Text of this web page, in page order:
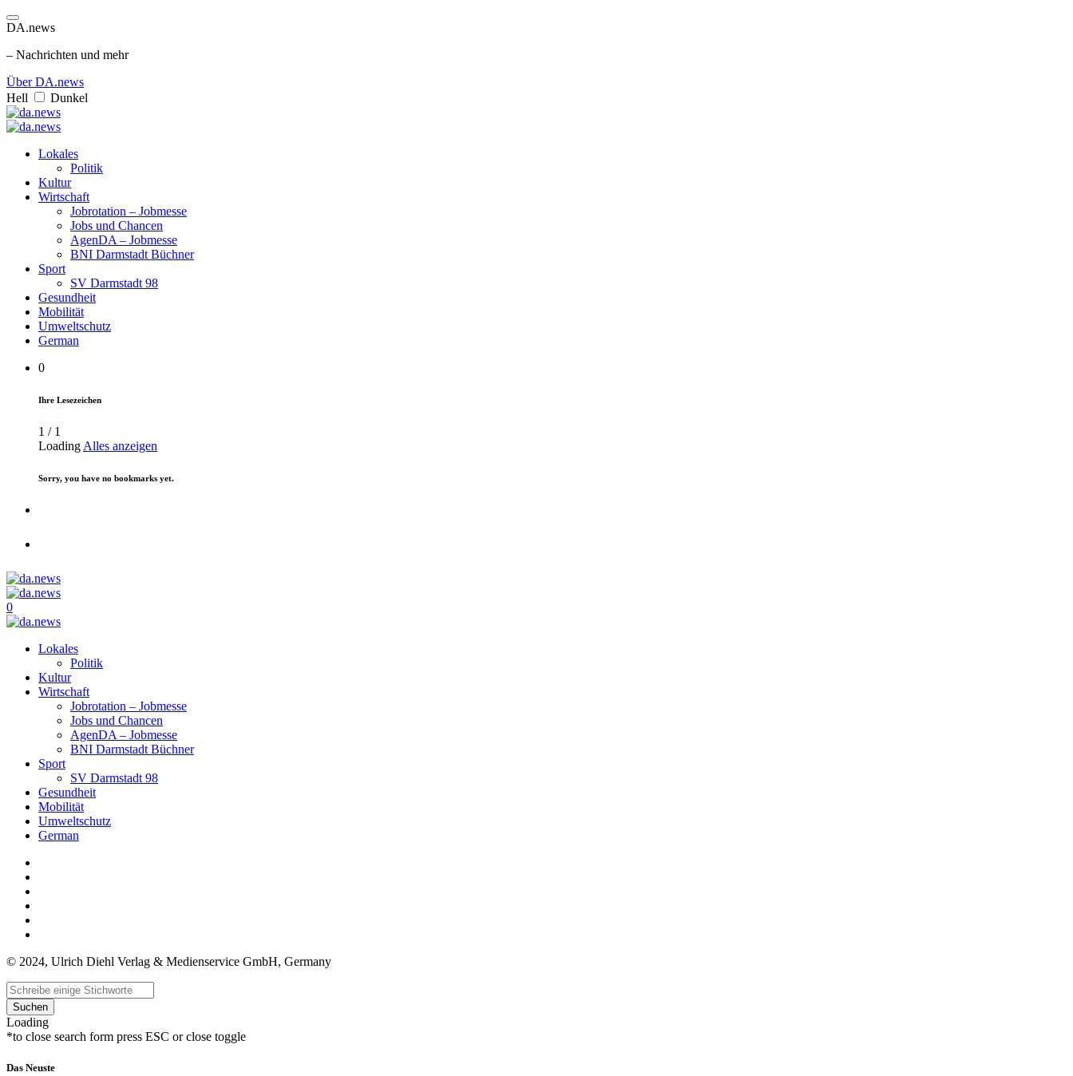
DA.news
– Nachrichten und mehr
Über DA.news
Hell
Dunkel
Lokales
Politik
Kultur
Wirtschaft
Jobrotation – Jobmesse
Jobs und Chancen
AgenDA – Jobmesse
BNI Darmstadt Büchner
Sport
SV Darmstadt 98
Gesundheit
Mobilität
Umweltschutz
German
0
Ihre Lesezeichen
1 / 1
Loading Alles anzeigen
Sorry, you have no bookmarks yet.
0
Lokales
Politik
Kultur
Wirtschaft
Jobrotation – Jobmesse
Jobs und Chancen
AgenDA – Jobmesse
BNI Darmstadt Büchner
Sport
SV Darmstadt 98
Gesundheit
Mobilität
Umweltschutz
German
© 2024, Ulrich Diehl Verlag & Medienservice GmbH, Germany
Suchen
Loading
*to close search form press ESC or close toggle
Das Neuste